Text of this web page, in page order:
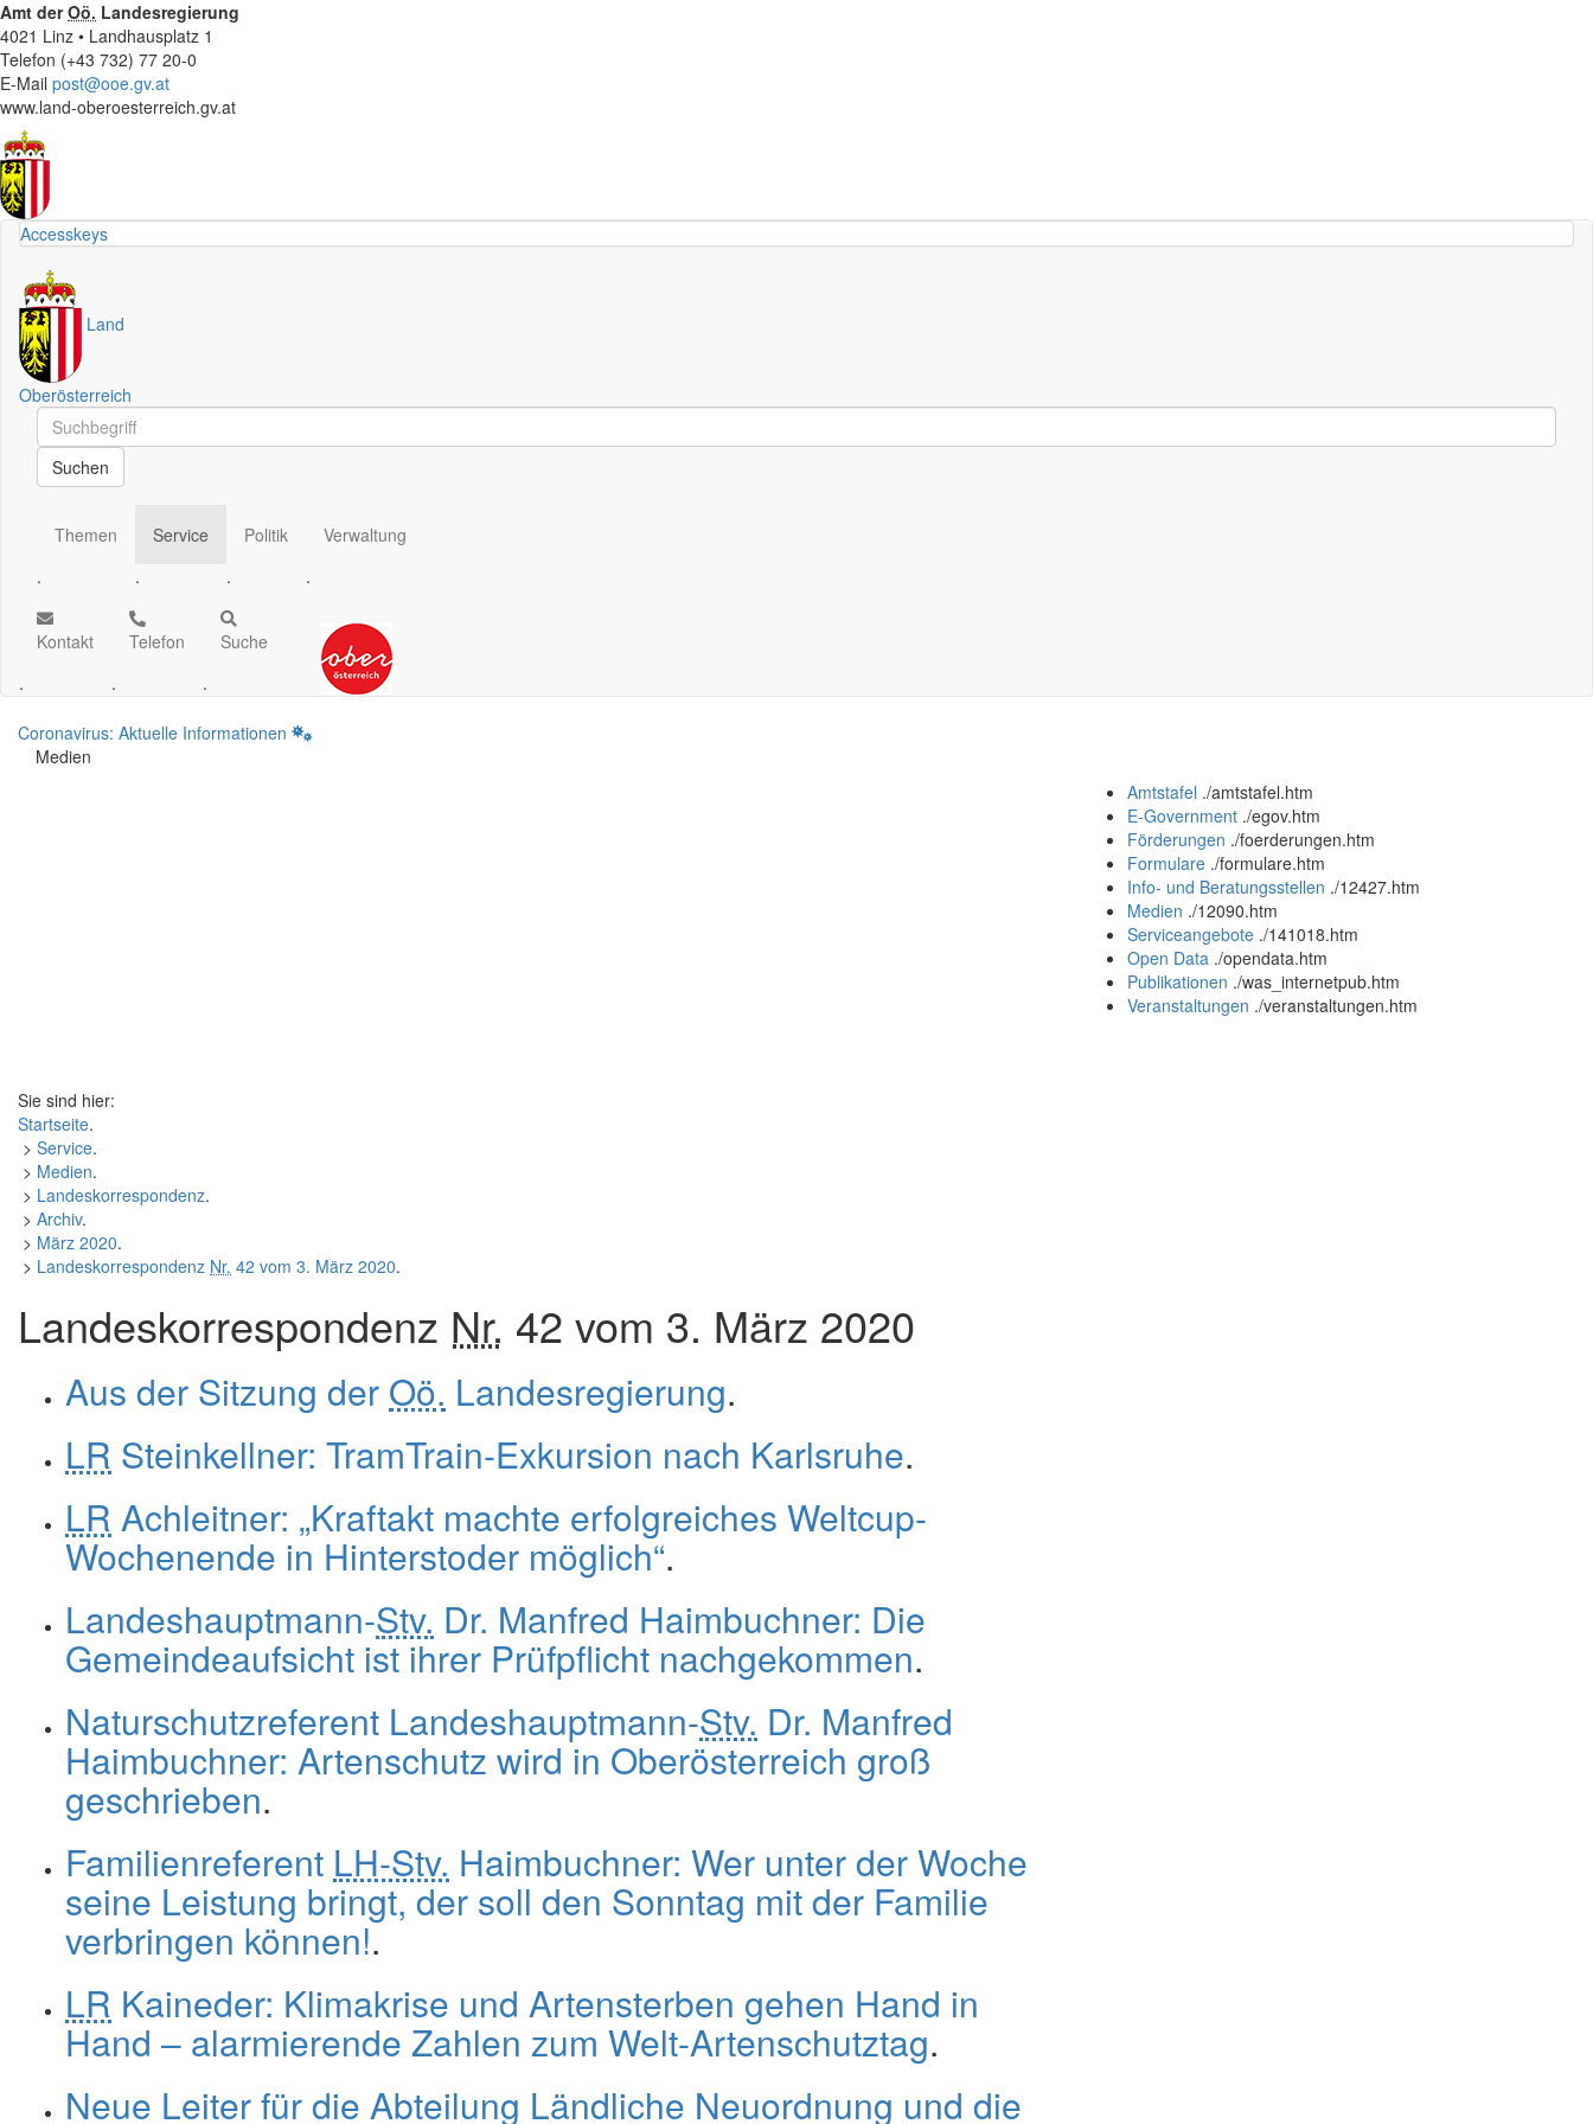
Amt derOö. Landesregierung
4021 Linz • Landhausplatz 1
Telefon (+43 732) 77 20-0
E-Mail post@ooe.gv.at
www.land-oberoesterreich.gv.at
Accesskeys
Land
Oberösterreich
Schnellsuche
Schnellsuche
Suchen
Themen
.
Service
.
Politik
.
Verwaltung
.
Kontakt
.
Telefon
.
Suche
.
Coronavirus: Aktuelle Informationen
Medien
Amtstafel ./amtstafel.htm
E-Government ./egov.htm
Förderungen ./foerderungen.htm
Formulare ./formulare.htm
Info- und Beratungsstellen ./12427.htm
Medien ./12090.htm
Serviceangebote ./141018.htm
Open Data ./opendata.htm
Publikationen ./was_internetpub.htm
Veranstaltungen ./veranstaltungen.htm
Sie sind hier:
Startseite.
> Service.
> Medien.
> Landeskorrespondenz.
> Archiv.
> März 2020.
> Landeskorrespondenz Nr. 42 vom 3. März 2020.
Landeskorrespondenz Nr. 42 vom 3. März 2020
Aus der Sitzung der Oö. Landesregierung.
LR Steinkellner: TramTrain-Exkursion nach Karlsruhe.
LR Achleitner: „Kraftakt machte erfolgreiches Weltcup-
Wochenende in Hinterstoder möglich“.
Landeshauptmann-Stv. Dr. Manfred Haimbuchner: Die
Gemeindeaufsicht ist ihrer Prüfpflicht nachgekommen.
Naturschutzreferent Landeshauptmann-Stv. Dr. Manfred
Haimbuchner: Artenschutz wird in Oberösterreich groß
geschrieben.
Familienreferent LH-Stv. Haimbuchner: Wer unter der Woche
seine Leistung bringt, der soll den Sonntag mit der Familie
verbringen können!.
LR Kaineder: Klimakrise und Artensterben gehen Hand in
Hand – alarmierende Zahlen zum Welt-Artenschutztag.
Neue Leiter für die Abteilung Ländliche Neuordnung und die